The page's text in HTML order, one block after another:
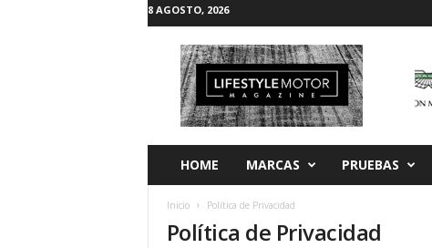
8 AGOSTO, 2026
HOME MARCAS PRUEBAS
Inicio Política de Privacidad
Política de Privacidad